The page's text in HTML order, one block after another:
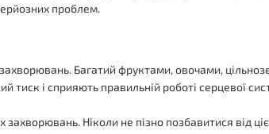
проблем.
Багатий фруктами, овочами,
тиск і сприяють правильній роботі серцевої
Ніколи не пізно позбавитися від